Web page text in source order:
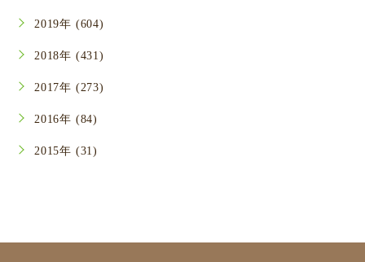
2019年 (604)
2018年 (431)
2017年 (273)
2016年 (84)
2015年 (31)